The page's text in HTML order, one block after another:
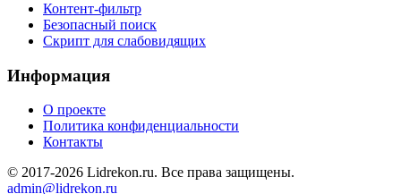
Контент-фильтр
Безопасный поиск
Скрипт для слабовидящих
Информация
О проекте
Политика конфиденциальности
Контакты
© 2017-2026 Lidrekon.ru. Все права защищены.
admin@lidrekon.ru